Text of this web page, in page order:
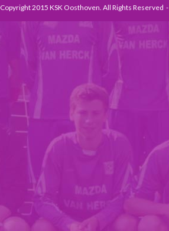
Copyright 2015 KSK Oosthoven. All Rights Reserved -